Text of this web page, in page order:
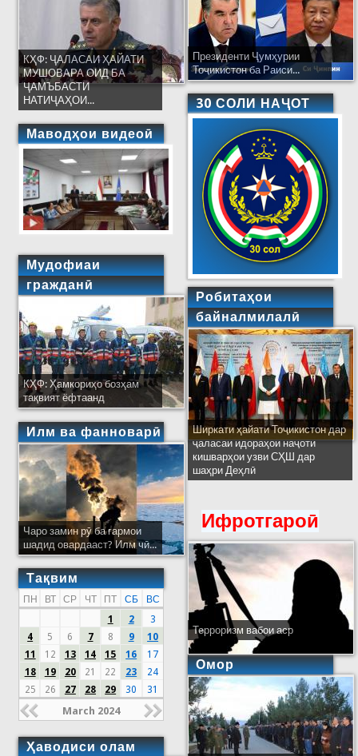
КҲФ: ҶАЛАСАИ ҲАЙАТИ
МУШОВАРА ОИД БА
ҶАМЪБАСТИ
НАТИҶАҲОИ...
Маводҳои видеоӣ
Мудофиаи
гражданӣ
КҲФ: Ҳамкориҳо бозҳам
тақвият ёфтаанд
Илм ва фанноварӣ
Чаро замин рӯ ба гармои
шадид овардааст? Илм чӣ...
Тақвим
ПН ВТ СР ЧТ ПТ СБ
ВС
1
2
3
4
5 6 7 8 9
10
11
12 13 14 15 16
17
18
19 20 21 22 23
24
25
26 27 28 29 30 31
March 2024
Ҳаводиси олам
Президенти Ҷумҳурии
Тоҷикистон ба Раиси...
30 СОЛИ НАҶОТ
Робитаҳои
байналмилалӣ
Ширкати ҳайати Тоҷикистон дар
ҷаласаи идораҳои наҷоти
кишварҳои узви СҲШ дар
шаҳри Деҳлӣ
Ифротгароӣ
Терроризм вабои аср
Омор